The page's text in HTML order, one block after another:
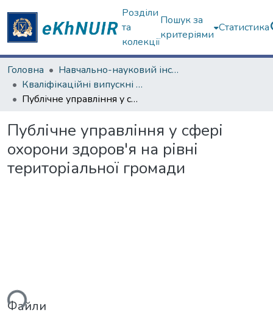
Розділи
та
колекції
Пошук за
критеріями
Статистика
Головна
Навчально-науковий інститут "Інститут державного управління"
Кваліфікаційні випускні роботи магістрів. Інститут державного управління
Публічне управління у сфері охорони здоров'я на рівні територіальної громади
Публічне управління у сфері
охорони здоров'я на рівні
територіальної громади
Файли